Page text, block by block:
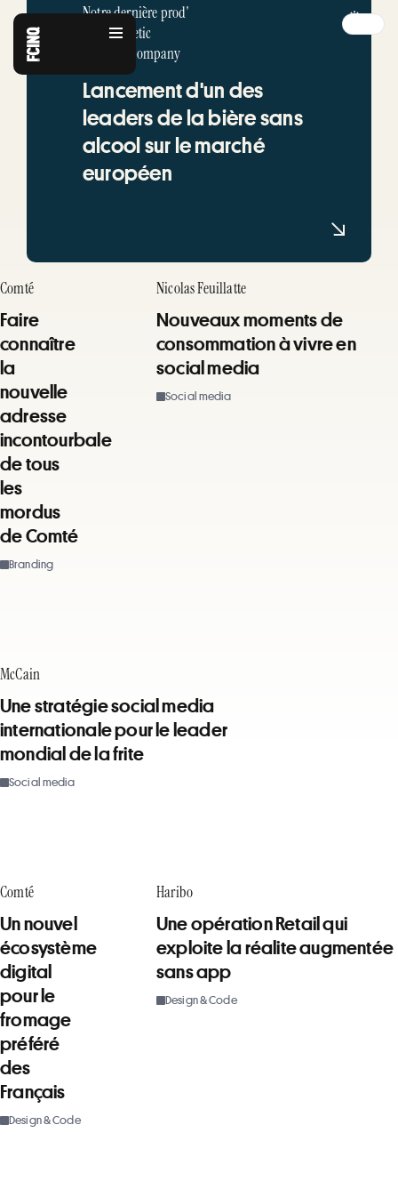
Notre dernière prod'
pour Athletic
Brewing Company
Lancement d'un des
leaders de la bière sans
alcool sur le marché
européen
Comté
Branding
Faire
connaître
la
nouvelle
adresse
incontourbale
de tous
les
mordus
de Comté
McCain
Social media
Une stratégie social media
internationale pour le leader
mondial de la frite
Nicolas Feuillatte
Social media
Nouveaux moments de
consommation à vivre en
social media
Comté
Design & Code
Un nouvel
écosystème
digital
pour le
fromage
préféré
des
Français
Haribo
Design & Code
Une opération Retail qui
exploite la réalite augmentée
sans app